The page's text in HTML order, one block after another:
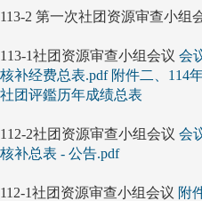
113-2 第一次社团资源审查小组
113-1社团资源审查小组会议 会
核补经费总表.pdf 附件二、114
社团评鑑历年成绩总表
112-2社团资源审查小组会议 会
核补总表 - 公告.pdf
112-1社团资源审查小组会议 附